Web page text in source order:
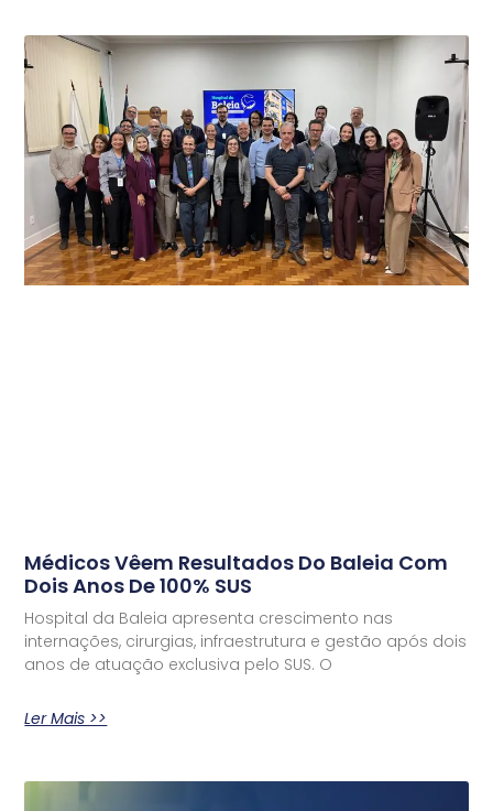
Médicos Vêem Resultados Do Baleia Com
Dois Anos De 100% SUS
Hospital da Baleia apresenta crescimento nas
internações, cirurgias, infraestrutura e gestão após dois
anos de atuação exclusiva pelo SUS. O
Ler Mais >>